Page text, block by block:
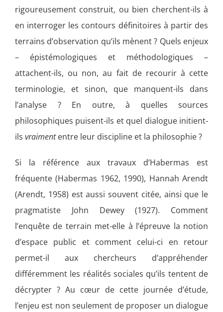
rigoureusement construit, ou bien cherchent-ils à
en interroger les contours définitoires à partir des
terrains d’observation qu’ils mènent ? Quels enjeux
– épistémologiques et méthodologiques –
attachent-ils, ou non, au fait de recourir à cette
terminologie, et sinon, que manquent-ils dans
l’analyse ? En outre, à quelles sources
philosophiques puisent-ils et quel dialogue initient-
ils vraimententre leur discipline et la philosophie ?
Si la référence aux travaux d’Habermas est
fréquente (Habermas 1962, 1990), Hannah Arendt
(Arendt, 1958) est aussi souvent citée, ainsi que le
pragmatiste John Dewey (1927). Comment
l’enquête de terrain met-elle à l’épreuve la notion
d’espace public et comment celui-ci en retour
permet-il aux chercheurs d’appréhender
différemment les réalités sociales qu’ils tentent de
décrypter ? Au cœur de cette journée d’étude,
l’enjeu est non seulement de proposer un dialogue